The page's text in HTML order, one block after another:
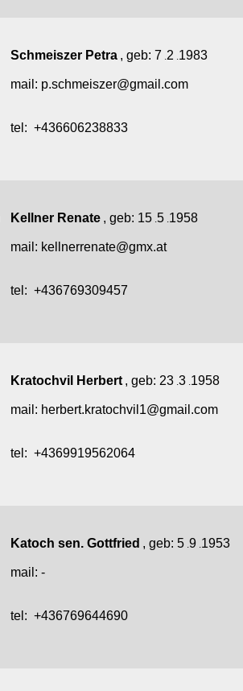
Schmeiszer Petra , geb: 7 .2 .1983
mail: p.schmeiszer@gmail.com
tel: +436606238833
Kellner Renate , geb: 15 .5 .1958
mail: kellnerrenate@gmx.at
tel: +436769309457
Kratochvil Herbert , geb: 23 .3 .1958
mail: herbert.kratochvil1@gmail.com
tel: +4369919562064
Katoch sen. Gottfried , geb: 5 .9 .1953
mail: -
tel: +436769644690